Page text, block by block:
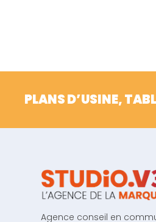
PLANS D’USINE,
Agence conseil en